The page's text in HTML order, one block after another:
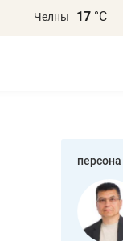
Челны 17 °С
персона